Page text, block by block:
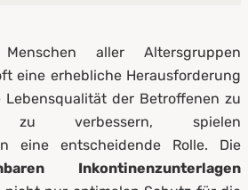
von
aller Altersgruppen
eine erhebliche Herausforderung
Lebensqualität der Betroffenen zu
verbessern, spielen
eine entscheidende Rolle. Die
Inkontinenzunterlagen